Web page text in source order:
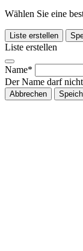
Wählen Sie eine
Liste erstellen
Liste erstellen
Name*
Der Name darf
Abbrechen